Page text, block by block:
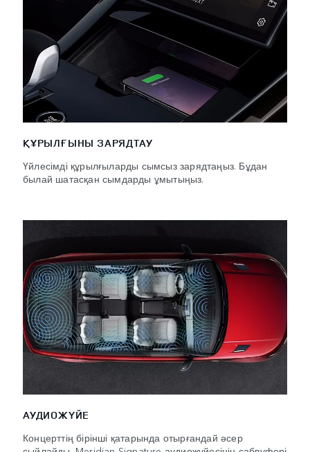
ҚҰРЫЛҒЫНЫ ЗАРЯДТАУ
Үйлесімді құрылғыларды сымсыз зарядтаңыз. Бұдан
былай шатасқан сымдарды ұмытыңыз.
АУДИОЖҮЙЕ
Концерттің бірінші қатарында отырғандай әсер